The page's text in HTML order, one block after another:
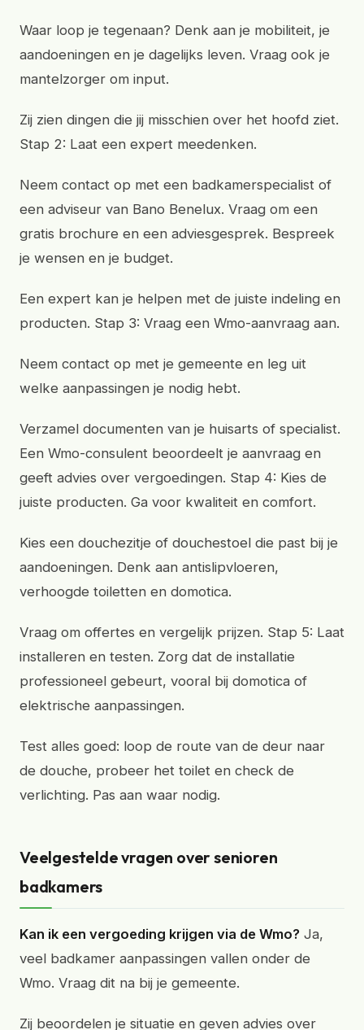
Waar loop je tegenaan? Denk aan je mobiliteit, je
aandoeningen en je dagelijks leven. Vraag ook je
mantelzorger om input.
Zij zien dingen die jij misschien over het hoofd ziet.
Stap 2: Laat een expert meedenken.
Neem contact op met een badkamerspecialist of
een adviseur van Bano Benelux. Vraag om een
gratis brochure en een adviesgesprek. Bespreek
je wensen en je budget.
Een expert kan je helpen met de juiste indeling en
producten. Stap 3: Vraag een Wmo-aanvraag aan.
Neem contact op met je gemeente en leg uit
welke aanpassingen je nodig hebt.
Verzamel documenten van je huisarts of specialist.
Een Wmo-consulent beoordeelt je aanvraag en
geeft advies over vergoedingen. Stap 4: Kies de
juiste producten. Ga voor kwaliteit en comfort.
Kies een douchezitje of douchestoel die past bij je
aandoeningen. Denk aan antislipvloeren,
verhoogde toiletten en domotica.
Vraag om offertes en vergelijk prijzen. Stap 5: Laat
installeren en testen. Zorg dat de installatie
professioneel gebeurt, vooral bij domotica of
elektrische aanpassingen.
Test alles goed: loop de route van de deur naar
de douche, probeer het toilet en check de
verlichting. Pas aan waar nodig.
Veelgestelde vragen over senioren
badkamers
Kan ik een vergoeding krijgen via de Wmo? Ja,
veel badkamer aanpassingen vallen onder de
Wmo. Vraag dit na bij je gemeente.
Zij beoordelen je situatie en geven advies over